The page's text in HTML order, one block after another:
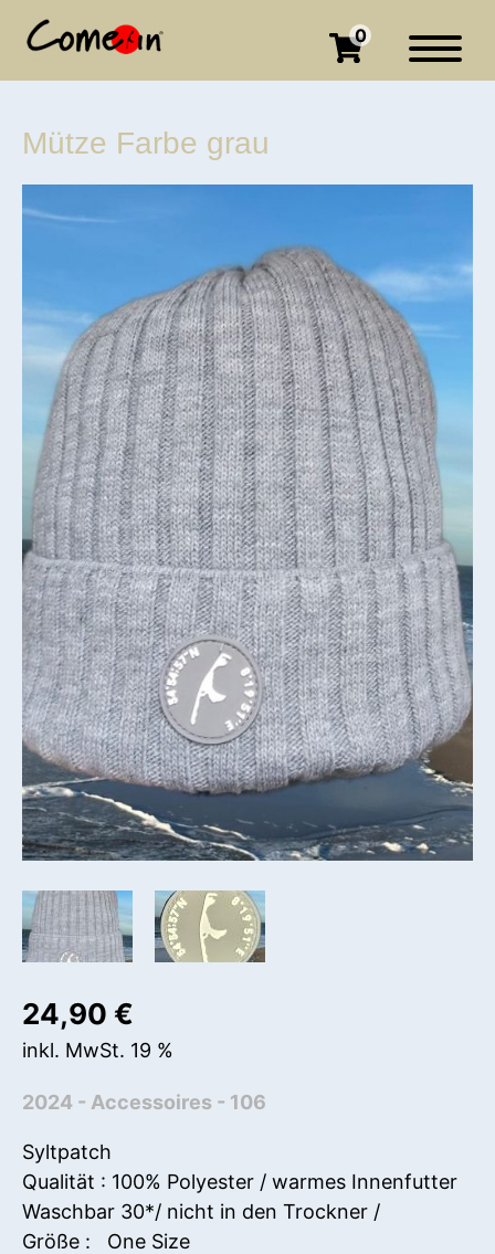
0
Mütze Farbe grau
24,90 €
inkl. MwSt. 19 %
2024 - Accessoires - 106
Syltpatch
Qualität : 100% Polyester / warmes Innenfutter
Waschbar 30*/ nicht in den Trockner /
Größe : One Size